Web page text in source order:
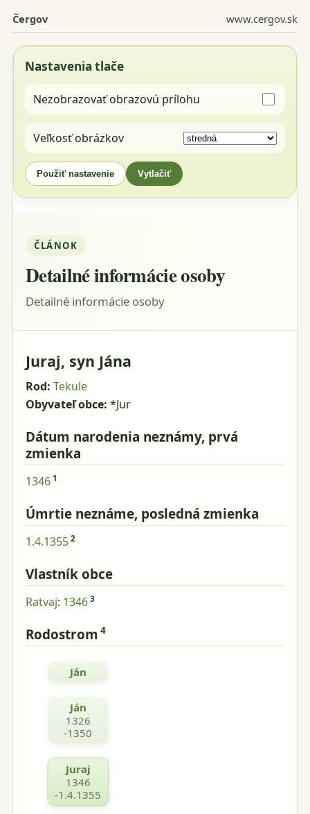
Čergov www.cergov.sk
Nastavenia tlače
Nezobrazovať obrazovú prílohu
Veľkosť obrázkov
Použiť nastavenie Vytlačiť
ČLÁNOK
Detailné informácie osoby
Detailné informácie osoby
Juraj, syn Jána
Rod: Tekule
Obyvateľ obce: *Jur
Dátum narodenia neznámy, prvá
zmienka
1346 1
Úmrtie neznáme, posledná zmienka
1.4.1355 2
Vlastník obce
Ratvaj: 1346 3
Rodostrom 4
Ján
Ján
1326
-1350
Juraj
1346
-1.4.1355